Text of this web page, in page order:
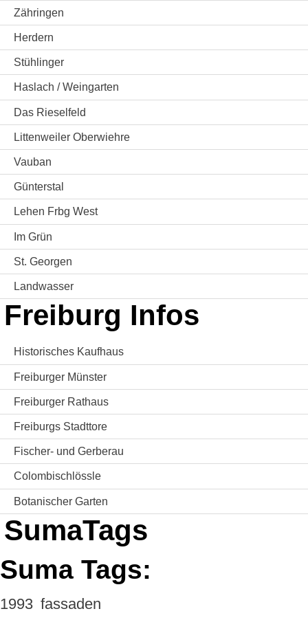
Zähringen
Herdern
Stühlinger
Haslach / Weingarten
Das Rieselfeld
Littenweiler Oberwiehre
Vauban
Günterstal
Lehen Frbg West
Im Grün
St. Georgen
Landwasser
Freiburg Infos
Historisches Kaufhaus
Freiburger Münster
Freiburger Rathaus
Freiburgs Stadttore
Fischer- und Gerberau
Colombischlössle
Botanischer Garten
SumaTags
Suma Tags:
1993 fassaden